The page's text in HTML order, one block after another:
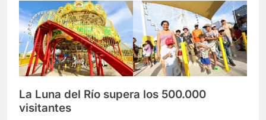
La Luna del Río supera los 500.000
visitantes